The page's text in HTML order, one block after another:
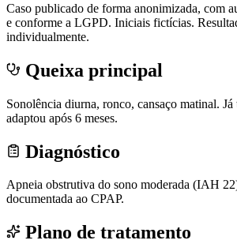
Caso publicado de forma anonimizada, com
e conforme a LGPD. Iniciais fictícias.
individualmente.
Queixa principal
Sonolência diurna, ronco, cansaço matinal.
adaptou após 6 meses.
Diagnóstico
Apneia obstrutiva do sono moderada (IAH
documentada ao CPAP.
Plano de tratamento